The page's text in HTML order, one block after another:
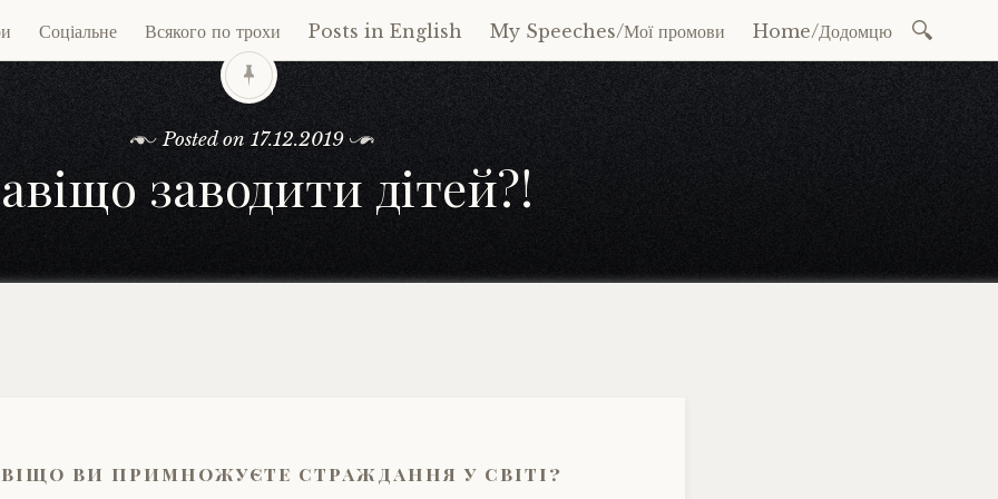
Соціальне Всякого по трохи Posts in English My Speeches/Мої промови Home/Додомцю
Posted on17.12.2019
заводити дітей?!
ви примножуєте страждання у світі?